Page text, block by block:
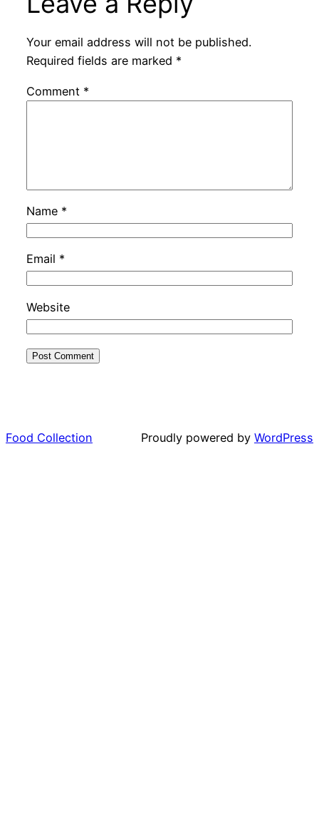
Your email address will not be published.
Required fields are marked *
Comment *
Name *
Email *
Website
Food Collection Proudly powered by WordPress